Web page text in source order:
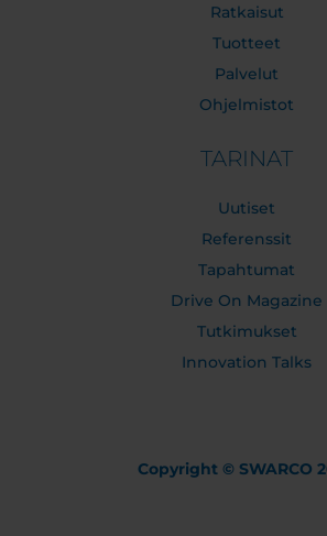
Ratkaisut
Tuotteet
Palvelut
Ohjelmistot
TARINAT
Uutiset
Referenssit
Tapahtumat
Drive On Magazine
Tutkimukset
Innovation Talks
Copyright © SWARCO